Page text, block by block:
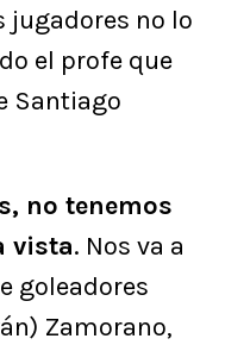
jugadores no lo
el profe que
Santiago
no tenemos
vista. Nos va a
goleadores
Zamorano,